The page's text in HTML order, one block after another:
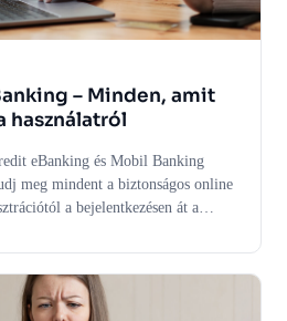
– Minden, amit
használatról
eBanking és Mobil Banking
meg mindent a biztonságos online
a bejelentkezésen át a
Szakértői tippek a biztonságos és